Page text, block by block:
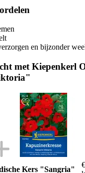
en bijzonder
met Kiepenkerl
Kers "Sangria"